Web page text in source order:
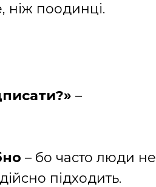
–
– бо часто люди не
підходить.
ніж поодинці.